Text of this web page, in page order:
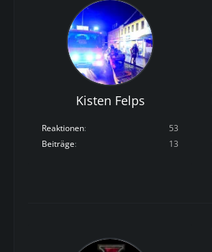
Kisten Felps
Reaktionen
53
Beiträge
13